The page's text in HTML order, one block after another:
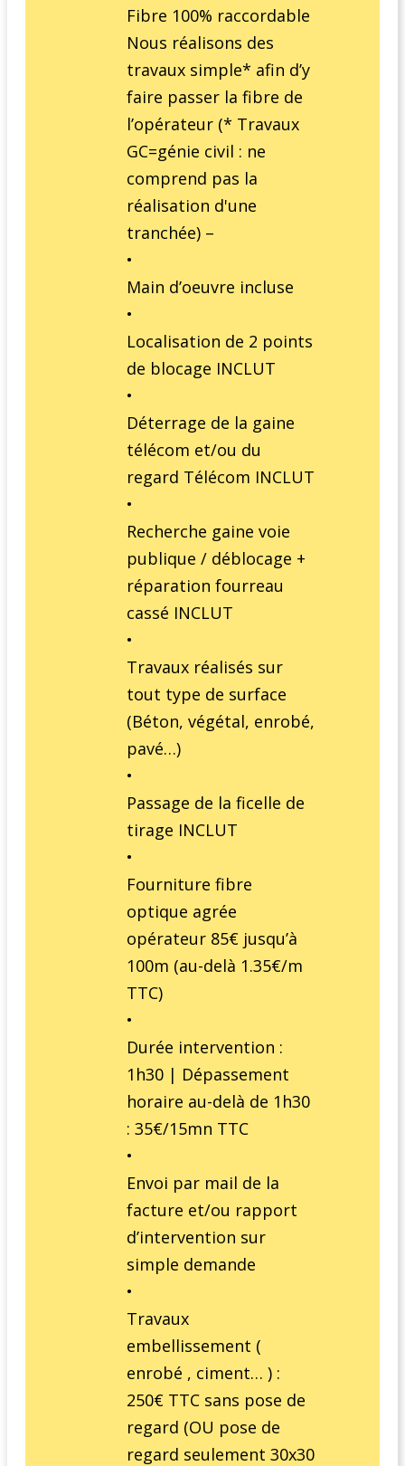
Fibre 100% raccordable
Nous réalisons des
travaux simple* afin d’y
faire passer la fibre de
l’opérateur (* Travaux
GC=génie civil : ne
comprend pas la
réalisation d'une
tranchée) –
•
Main d’oeuvre incluse
•
Localisation de 2 points
de blocage INCLUT
•
Déterrage de la gaine
télécom et/ou du
regard Télécom INCLUT
•
Recherche gaine voie
publique / déblocage +
réparation fourreau
cassé INCLUT
•
Travaux réalisés sur
tout type de surface
(Béton, végétal, enrobé,
pavé…)
•
Passage de la ficelle de
tirage INCLUT
•
Fourniture fibre
optique agrée
opérateur 85€ jusqu’à
100m (au-delà 1.35€/m
TTC)
•
Durée intervention :
1h30 | Dépassement
horaire au-delà de 1h30
: 35€/15mn TTC
•
Envoi par mail de la
facture et/ou rapport
d’intervention sur
simple demande
•
Travaux
embellissement (
enrobé , ciment… ) :
250€ TTC sans pose de
regard (OU pose de
regard seulement 30x30